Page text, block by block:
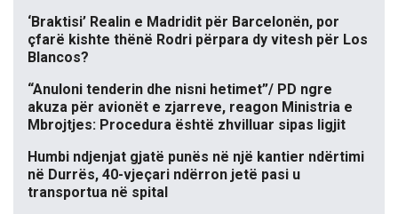
‘Braktisi’ Realin e Madridit për Barcelonën, por
çfarë kishte thënë Rodri përpara dy vitesh për Los
Blancos?
“Anuloni tenderin dhe nisni hetimet”/ PD ngre
akuza për avionët e zjarreve, reagon Ministria e
Mbrojtjes: Procedura është zhvilluar sipas ligjit
Humbi ndjenjat gjatë punës në një kantier ndërtimi
në Durrës, 40-vjeçari ndërron jetë pasi u
transportua në spital